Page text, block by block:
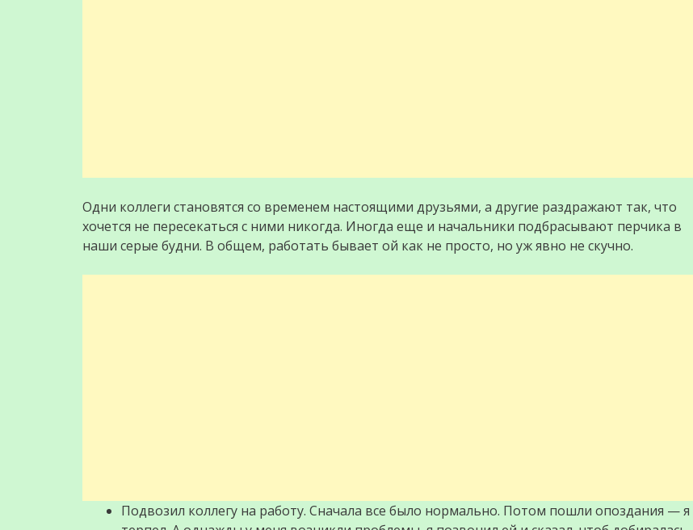
Одни коллеги становятся со временем настоящими друзьями, а другие раздражают так, что
хочется не пересекаться с ними никогда. Иногда еще и начальники подбрасывают перчика в
наши серые будни. В общем, работать бывает ой как не просто, но уж явно не скучно.
Подвозил коллегу на работу. Сначала все было нормально. Потом пошли опоздания — я